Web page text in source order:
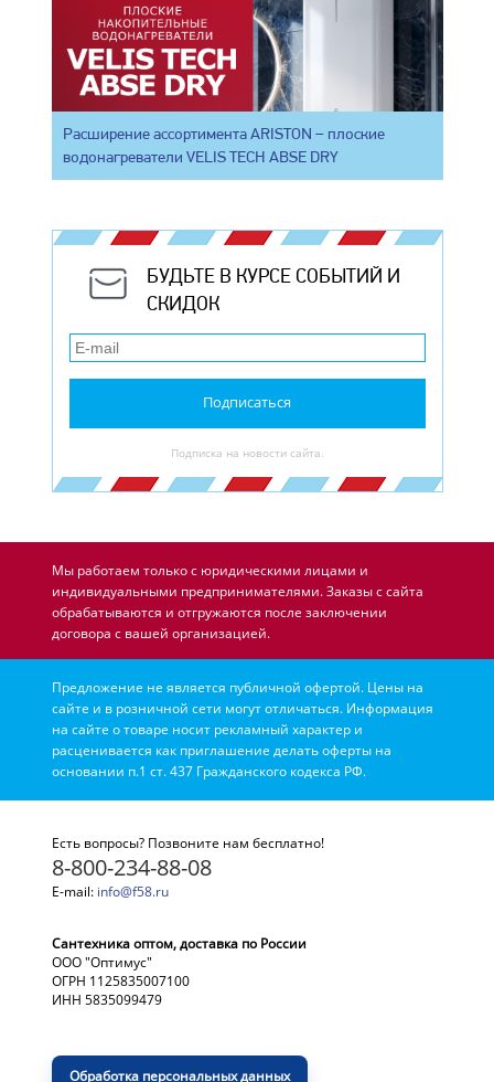
Расширение ассортимента ARISTON – плоские
водонагреватели VELIS TECH ABSE DRY
БУДЬТЕ В КУРСЕ СОБЫТИЙ И
СКИДОК
Подписаться
Подписка на новости сайта.
Мы работаем только с юридическими лицами и
индивидуальными предпринимателями. Заказы с сайта
обрабатываются и отгружаются после заключении
договора с вашей организацией.
Предложение не является публичной офертой. Цены на
сайте и в розничной сети могут отличаться. Информация
на сайте о товаре носит рекламный характер и
расценивается как приглашение делать оферты на
основании п.1 ст. 437 Гражданского кодекса РФ.
Есть вопросы? Позвоните нам бесплатно!
8-800-234-88-08
E-mail: info@f58.ru
Сантехника оптом, доставка по России
ООО "Оптимус"
ОГРН 1125835007100
ИНН 5835099479
Обработка персональных данных